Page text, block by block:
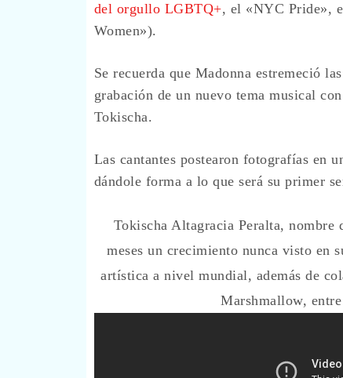
del orgullo LGBTQ+, el «NYC Pride»,
Women»).
Se recuerda que Madonna estremeció
grabación de un nuevo tema musical
Tokischa.
Las cantantes postearon fotografías en
dándole forma a lo que será su primer
Tokischa Altagracia Peralta, nombre
meses un crecimiento nunca visto en
artística a nivel mundial, además de
Marshmallow,